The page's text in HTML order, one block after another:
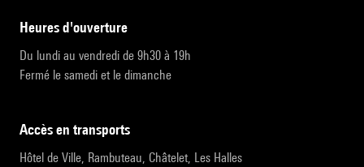
heures d'ouverture
Du lundi au vendredi de 9h30 à 19h
Fermé le samedi et le dimanche
accès en transports
Hôtel de Ville, Rambuteau, Châtelet, Les Halles